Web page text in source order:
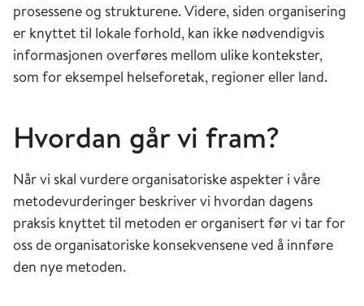
prosessene og strukturene. Videre, siden organisering
er knyttet til lokale forhold, kan ikke nødvendigvis
informasjonen overføres mellom ulike kontekster,
som for eksempel helseforetak, regioner eller land.
Hvordan går vi fram?
Når vi skal vurdere organisatoriske aspekter i våre
metodevurderinger beskriver vi hvordan dagens
praksis knyttet til metoden er organisert før vi tar for
oss de organisatoriske konsekvensene ved å innføre
den nye metoden.